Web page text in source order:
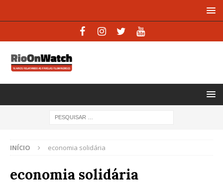
INÍCIO economia solidária
economia solidária